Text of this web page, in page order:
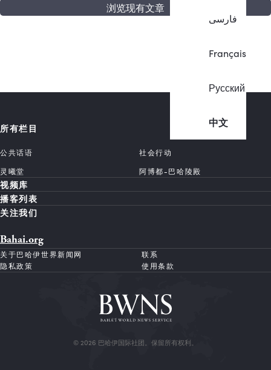
فارسی
Français
Русский
中文
浏览现有文章
所有栏目
公共话语
社会行动
灵曦堂
阿博都-巴哈陵殿
视频库
播客列表
关注我们
Bahai.org
关于巴哈伊世界新闻网
联系
隐私政策
使用条款
© 2026 巴哈伊国际社团。保留所有权利。